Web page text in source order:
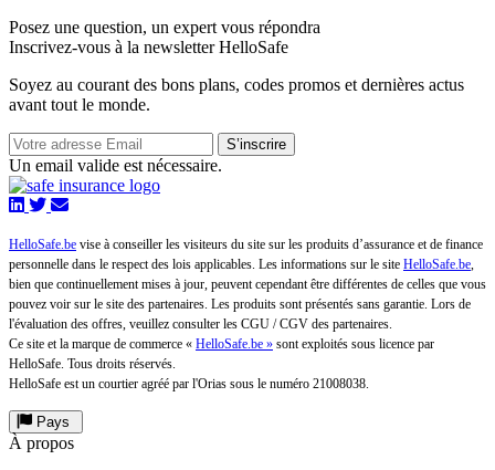
Posez une question, un expert vous répondra
Inscrivez-vous à la newsletter HelloSafe
Soyez au courant des bons plans, codes promos et dernières actus
avant tout le monde.
S’inscrire
Un email valide est nécessaire.
HelloSafe.be vise à conseiller les visiteurs du site sur les produits d’assurance et de finance
personnelle dans le respect des lois applicables. Les informations sur le site HelloSafe.be,
bien que continuellement mises à jour, peuvent cependant être différentes de celles que vous
pouvez voir sur le site des partenaires. Les produits sont présentés sans garantie. Lors de
l'évaluation des offres, veuillez consulter les CGU / CGV des partenaires.
Ce site et la marque de commerce « HelloSafe.be » sont exploités sous licence par
HelloSafe. Tous droits réservés.
HelloSafe est un courtier agréé par l'Orias sous le numéro 21008038.
Pays
À propos